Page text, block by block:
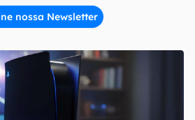
nossa Newsletter
e concordo com os Termos de
do Canaltech.